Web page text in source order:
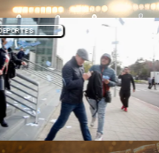
DEPORTES